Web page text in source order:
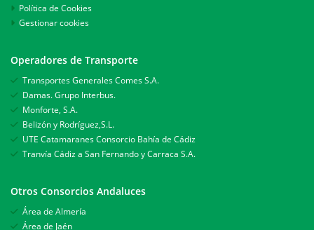
Política de Cookies
Gestionar cookies
Operadores de Transporte
Transportes Generales Comes S.A.
Damas. Grupo Interbus.
Monforte, S.A.
Belizón y Rodríguez,S.L.
UTE Catamaranes Consorcio Bahía de Cádiz
Tranvía Cádiz a San Fernando y Carraca S.A.
Otros Consorcios Andaluces
Área de Almería
Área de Jaén